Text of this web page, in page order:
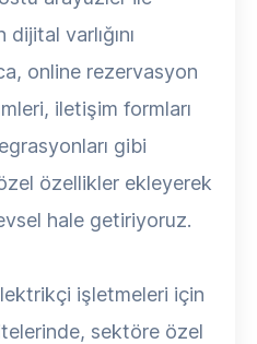
varlığını
online rezervasyon
iletişim formları
gibi
özellikler ekleyerek
hale getiriyoruz.
işletmeleri için
sektöre özel